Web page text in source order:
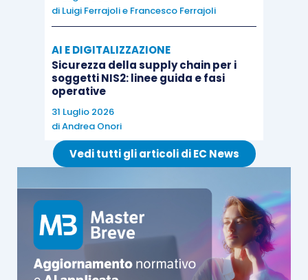
di Luigi Ferrajolie Francesco Ferrajoli
AI E DIGITALIZZAZIONE
Sicurezza della supply chain per i
soggetti NIS2: linee guida e fasi
operative
31 Luglio 2026
diAndrea Onori
Vedi tutti gli articoli di EC News